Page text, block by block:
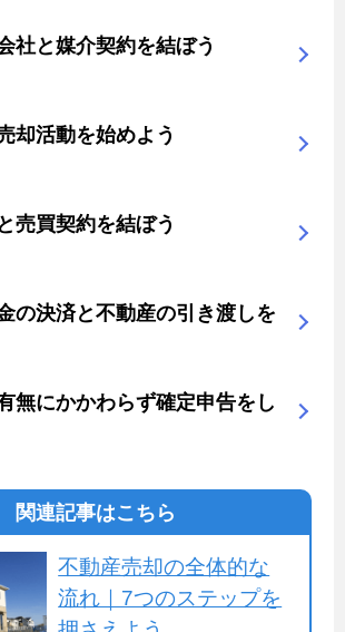
社と媒介契約を結ぼう
却活動を始めよう
売買契約を結ぼう
の決済と不動産の引き渡しを
無にかかわらず確定申告をし
関連記事はこちら
不動産売却の全体的な
流れ｜7つのステップを